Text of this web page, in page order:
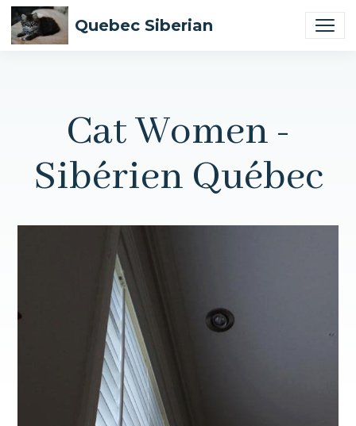
Quebec Siberian
Cat Women -
Sibérien Québec